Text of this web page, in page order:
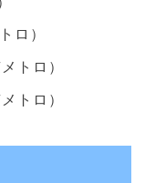
ロ）
トロ）
トロ）